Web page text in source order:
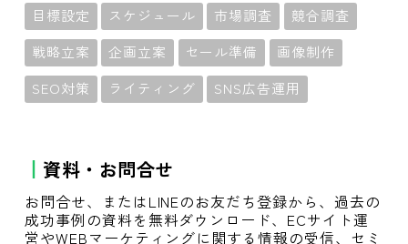
目標設定 スケジュール 市場調査
競合調査
戦略立案
企画立案 セール準備
画像制作
SEO対策
ライティング SNS広告運用
資料・お問合せ
お問合せ、またはLINEのお友だち登録から、過去の
成功事例の資料を無料ダウンロード、ECサイト運
営やWEBマーケティングに関する情報の受信、セミ